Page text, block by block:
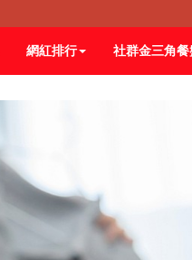
網紅排行 社群金三角